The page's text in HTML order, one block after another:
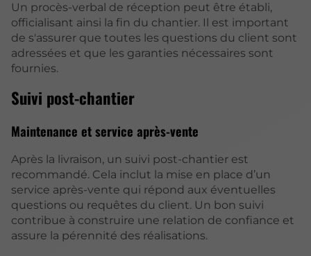
Un procès-verbal de réception peut être établi,
officialisant ainsi la fin du chantier. Il est important
de s'assurer que toutes les questions du client sont
adressées et que les garanties nécessaires sont
fournies.
Suivi post-chantier
Maintenance et service après-vente
Après la livraison, un suivi post-chantier est
recommandé. Cela inclut la mise en place d’un
service après-vente qui répond aux éventuelles
questions ou requêtes du client. Un bon suivi
contribue à construire une relation de confiance et
assure la pérennité des réalisations.